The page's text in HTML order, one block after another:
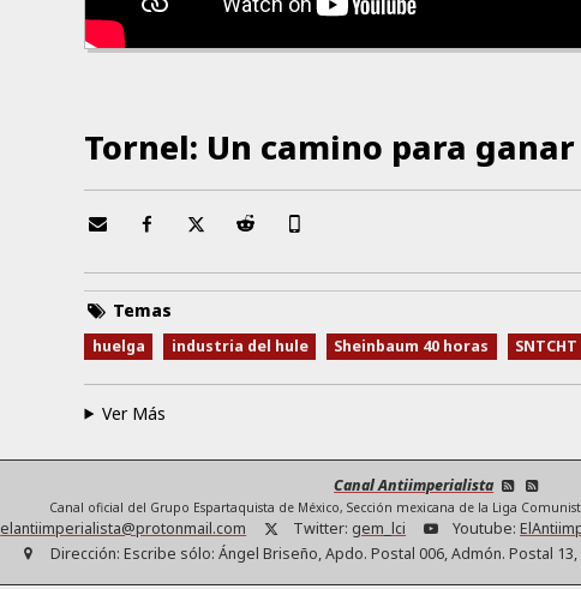
Tornel: Un camino para ganar
Temas
huelga industria del hule Sheinbaum 40 horas SNTCHT
Ver Más
Canal Antiimperialista
Canal oficial del Grupo Espartaquista de México, Sección mexicana de la Liga
elantiimperialista@protonmail.com Twitter: gem_lci Youtube:
Dirección: Escribe sólo: Ángel Briseño, Apdo. Postal 006, Admón. Postal